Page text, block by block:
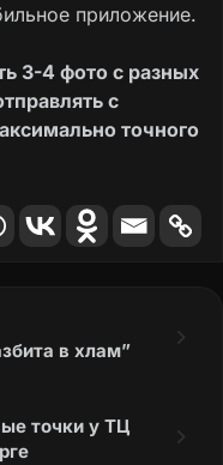
приложение.
3-4 фото с разных
с
точного
в хлам”
точки у ТЦ